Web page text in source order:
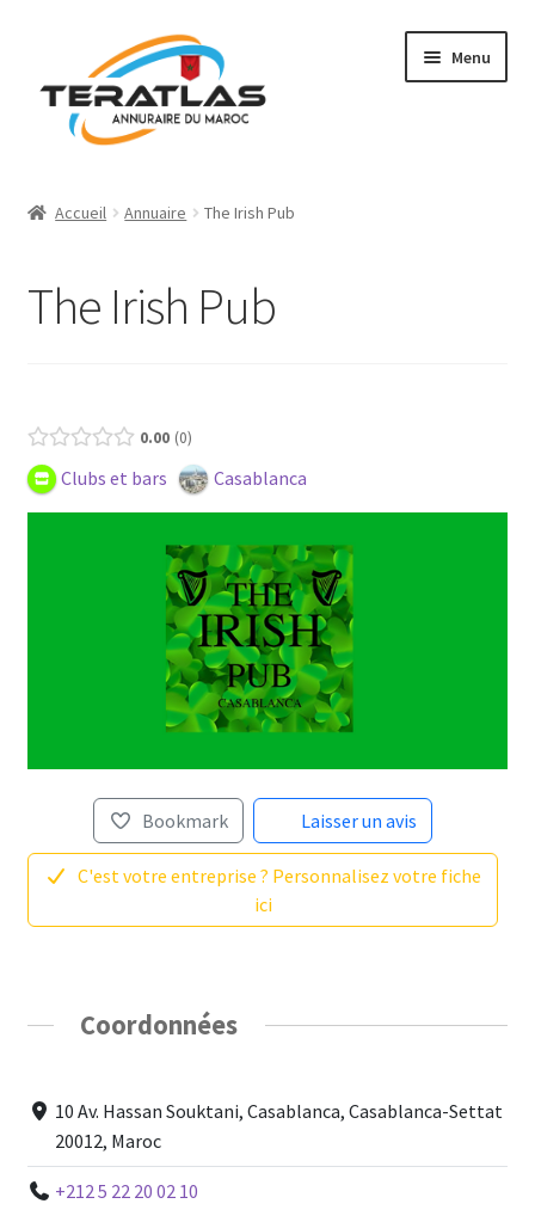
navigation
contenu
Menu
Annuaire
Mon compte
Accueil Annuaire The Irish Pub
The Irish Pub
0.00 0
Clubs et bars Casablanca
Bookmark Laisser un avis
C'est votre entreprise ? Personnalisez votre fiche
ici
Coordonnées
10 Av. Hassan Souktani, Casablanca, Casablanca-Settat
20012, Maroc
+212 5 22 20 02 10